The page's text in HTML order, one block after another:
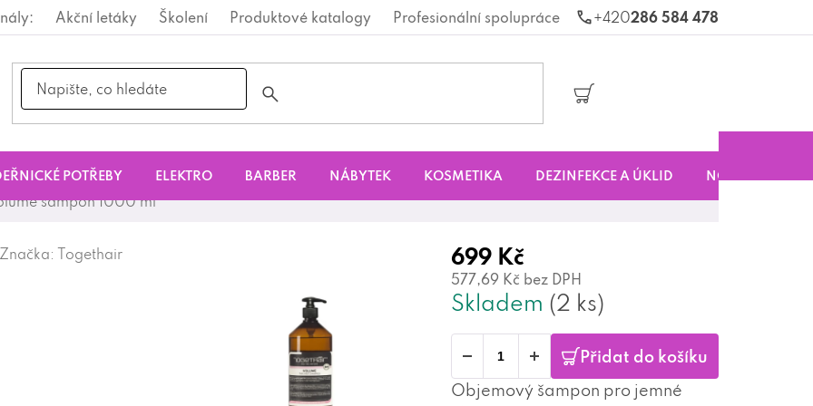
286 584 478
Akční letáky Školení Produktové katalogy Profesionální spolupráce
Nákupní
POTŘEBY ELEKTRO BARBER NÁBYTEK KOSMETIKA DEZINFEKCE A ÚKLID NOVINKY
šampon 1000 ml
Značka: Togethair 699 Kč
577,69 Kč bez DPH
Skladem (2 ks)
Přidat do košíku
Objemový šampon pro jemné